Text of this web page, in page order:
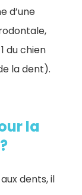
d’une
du chien
la dent).
la
dents, il